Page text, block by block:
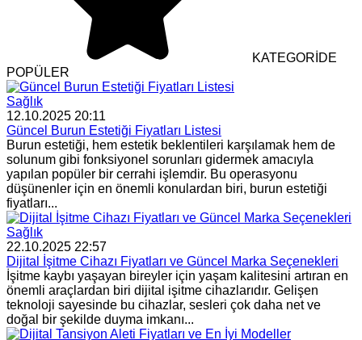
KATEGORİDE
POPÜLER
Sağlık
12.10.2025 20:11
Güncel Burun Estetiği Fiyatları Listesi
Burun estetiği, hem estetik beklentileri karşılamak hem de
solunum gibi fonksiyonel sorunları gidermek amacıyla
yapılan popüler bir cerrahi işlemdir. Bu operasyonu
düşünenler için en önemli konulardan biri, burun estetiği
fiyatları...
Sağlık
22.10.2025 22:57
Dijital İşitme Cihazı Fiyatları ve Güncel Marka Seçenekleri
İşitme kaybı yaşayan bireyler için yaşam kalitesini artıran en
önemli araçlardan biri dijital işitme cihazlarıdır. Gelişen
teknoloji sayesinde bu cihazlar, sesleri çok daha net ve
doğal bir şekilde duyma imkanı...